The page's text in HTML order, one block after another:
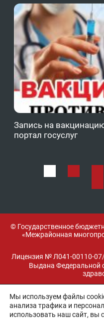
Запись на
портал госуслуг
© Государственное
«Межрайонная
Лицензия № Л041-00110-07/
Выдана Федеральной
Мы используем файлы
анализа трафика и
использовать наш сайт, вы